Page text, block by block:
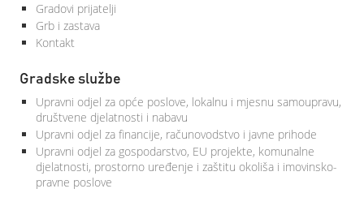
Gradovi prijatelji
Grb i zastava
Kontakt
Gradske službe
Upravni odjel za opće poslove, lokalnu i mjesnu samoupravu,
društvene djelatnosti i nabavu
Upravni odjel za financije, računovodstvo i javne prihode
Upravni odjel za gospodarstvo, EU projekte, komunalne
djelatnosti, prostorno uređenje i zaštitu okoliša i imovinsko-
pravne poslove